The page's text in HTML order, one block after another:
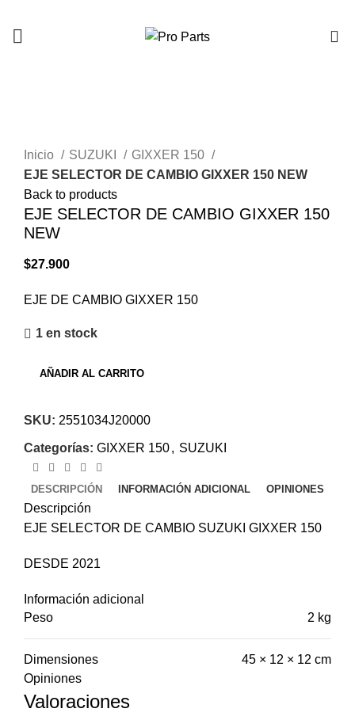
Inicio
SUZUKI
GIXXER 150
EJE SELECTOR DE CAMBIO GIXXER 150 NEW
Back to products
EJE SELECTOR DE CAMBIO GIXXER 150
NEW
$27.900
EJE DE CAMBIO GIXXER 150
1 en stock
AÑADIR AL CARRITO
SKU: 2551034J20000
Categorías: GIXXER 150, SUZUKI
DESCRIPCIÓN INFORMACIÓN ADICIONAL OPINIONES
Descripción
EJE SELECTOR DE CAMBIO SUZUKI GIXXER 150
DESDE 2021
Información adicional
Peso
2 kg
Dimensiones
45 × 12 × 12 cm
Opiniones
Valoraciones